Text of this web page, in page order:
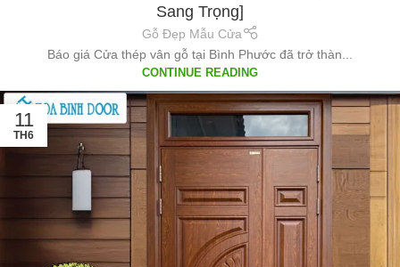
Sang Trọng]
Gỗ Đẹp Mẫu Cửa
Báo giá Cửa thép vân gỗ tại Bình Phước đã trở thàn...
CONTINUE READING
11
TH6